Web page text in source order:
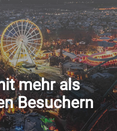
mehr als
Besuchern